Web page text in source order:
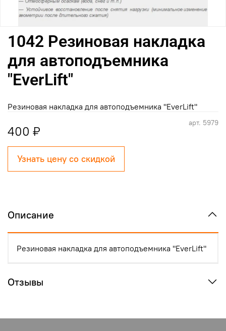
арт. 5979
1042 Резиновая накладка
для автоподъемника
"EverLift"
400 ₽
Узнать цену со скидкой
Резиновая накладка для автоподъемника "EverLift"
Описание
Резиновая накладка для автоподъемника "EverLift"
Отзывы